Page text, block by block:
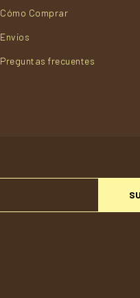
Cómo Comprar
Envios
Preguntas frecuentes